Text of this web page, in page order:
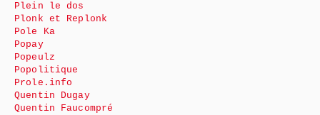
Plein le dos
Plonk et Replonk
Pole Ka
Popay
Popeulz
Popolitique
Prole.info
Quentin Dugay
Quentin Faucompré